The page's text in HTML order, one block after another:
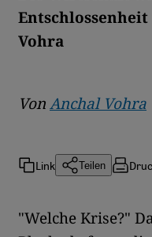
Vohra
VonAnchal Vohra
Link Teilen
"Welche Krise?"